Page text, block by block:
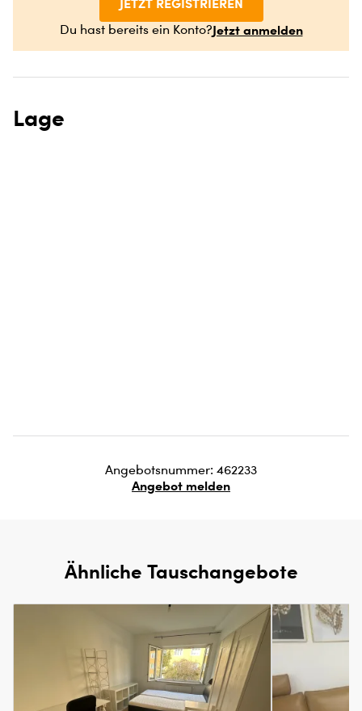
Du hast bereits ein Konto?Jetzt anmelden
Lage
Angebotsnummer: 462233
Angebot melden
Ähnliche Tauschangebote